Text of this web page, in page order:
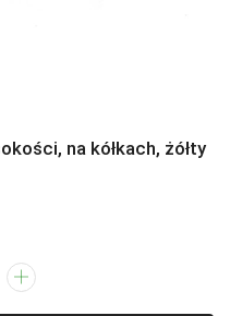
na kółkach, żółty